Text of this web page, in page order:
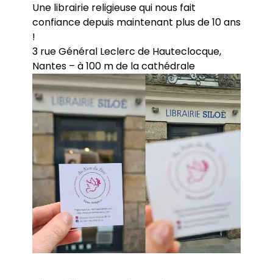
Une librairie religieuse qui nous fait
confiance depuis maintenant plus de 10 ans
!
3 rue Général Leclerc de Hauteclocque,
Nantes – à 100 m de la cathédrale